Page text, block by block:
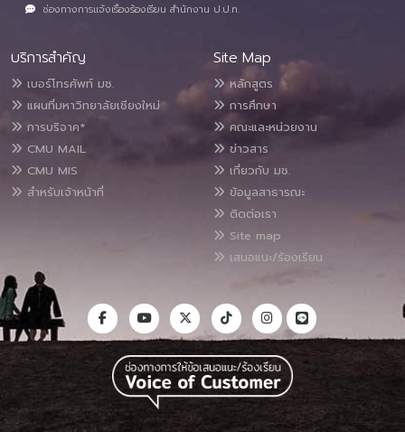
ช่องทางการแจ้งเรื่องร้องเรียน สำนักงาน ป.ป.ท.
บริการสำคัญ
เบอร์โทรศัพท์ มช.
แผนที่มหาวิทยาลัยเชียงใหม่
การบริจาค*
CMU MAIL
CMU MIS
สำหรับเจ้าหน้าที่
Site Map
หลักสูตร
การศึกษา
คณะและหน่วยงาน
ข่าวสาร
เกี่ยวกับ มช.
ข้อมูลสาธารณะ
ติดต่อเรา
Site map
เสนอแนะ/ร้องเรียน